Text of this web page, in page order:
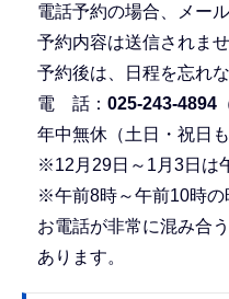
電話予約の場合、メー
予約内容は送信されませ
予約後は、日程を忘れ
電 話： 025-243-4894
年中無休（土日・祝日も
※12月29日～1月3日は
※午前8時～午前10時の
お電話が非常に混み合
あります。